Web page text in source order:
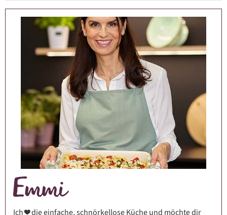
Ich ❤️ die einfache, schnörkellose Küche und möchte dir